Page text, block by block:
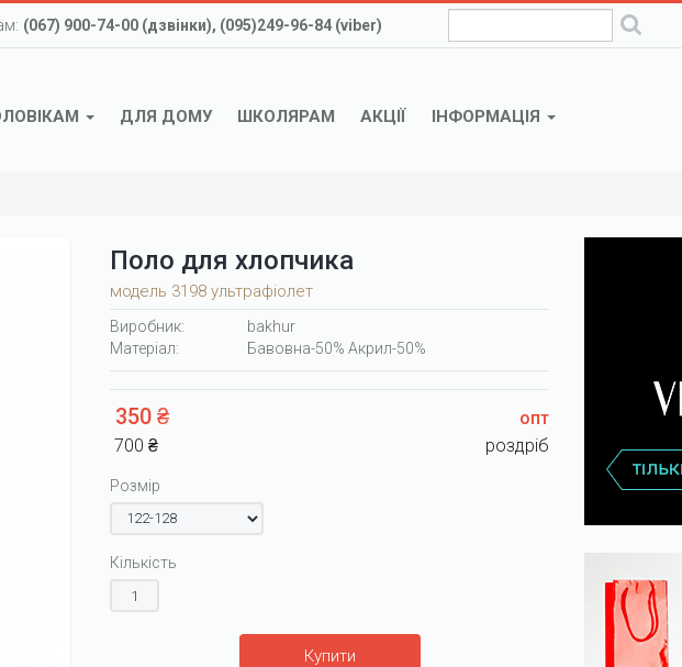
(067) 900-74-00 (дзвінки), (095)249-96-84 (viber)
ДЛЯ ДОМУ ШКОЛЯРАМ АКЦІЇ ІНФОРМАЦІЯ
Поло для хлопчика
модель 3198 ультрафіолет
Виробник:
bakhur
Матеріал:
Бавовна-50% Акрил-50%
350 ₴
опт
700 ₴
роздріб
Розмір
Кількість
Купити